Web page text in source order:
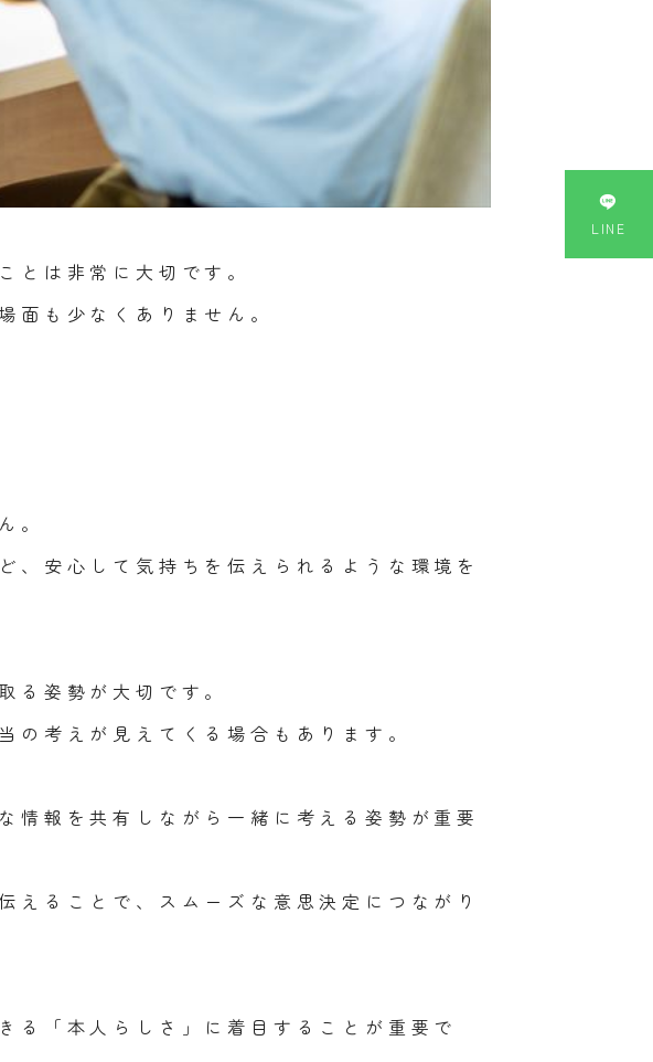
とは非常に大切です。
面も少なくありません。
。
、安心して気持ちを伝えられるような環境を
る姿勢が大切です。
考えが見えてくる場合もあります。
情報を共有しながら一緒に考える姿勢が重要
ることで、スムーズな意思決定につながり
る「本人らしさ」に着目することが重要で

LINE